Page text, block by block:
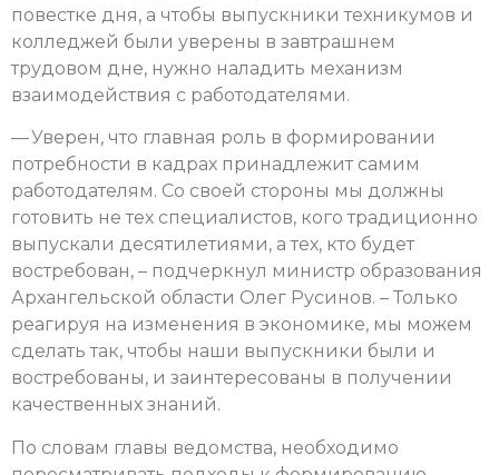
повестке дня, а чтобы выпускники техникумов и
колледжей были уверены в завтрашнем
трудовом дне, нужно наладить механизм
взаимодействия с работодателями.
— Уверен, что главная роль в формировании
потребности в кадрах принадлежит самим
работодателям. Со своей стороны мы должны
готовить не тех специалистов, кого традиционно
выпускали десятилетиями, а тех, кто будет
востребован, – подчеркнул министр образования
Архангельской области Олег Русинов. – Только
реагируя на изменения в экономике, мы можем
сделать так, чтобы наши выпускники были и
востребованы, и заинтересованы в получении
качественных знаний.
По словам главы ведомства, необходимо